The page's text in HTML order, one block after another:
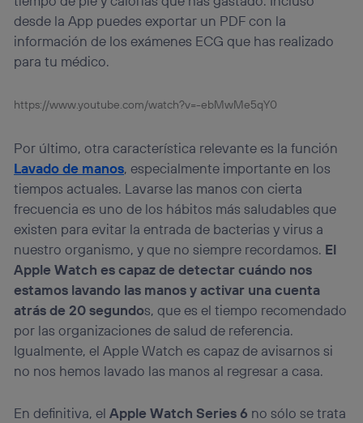
desde la App puedes exportar un PDF con la
información de los exámenes ECG que has realizado
para tu médico.
https://www.youtube.com/watch?v=-ebMwMe5qY0
Por último, otra característica relevante es la función
Lavado de manos, especialmente importante en los
tiempos actuales. Lavarse las manos con cierta
frecuencia es uno de los hábitos más saludables que
existen para evitar la entrada de bacterias y virus a
nuestro organismo, y que no siempre recordamos. El
Apple Watch es capaz de detectar cuándo nos
estamos lavando las manos y activar una cuenta
atrás de 20 segundos, que es el tiempo recomendado
por las organizaciones de salud de referencia.
Igualmente, el Apple Watch es capaz de avisarnos si
no nos hemos lavado las manos al regresar a casa.
En definitiva, elApple Watch Series 6 no sólo se trata